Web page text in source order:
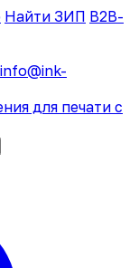
Найти ЗИП B2B-
info@ink-
для печати с